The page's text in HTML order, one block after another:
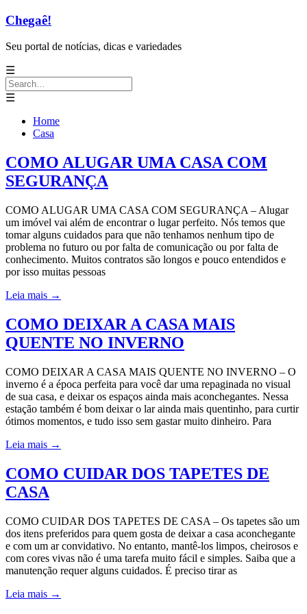
Chegaê!
Seu portal de notícias, dicas e variedades
☰
Search
for:
☰
Home
Casa
COMO ALUGAR UMA CASA COM
SEGURANÇA
COMO ALUGAR UMA CASA COM SEGURANÇA – Alugar
um imóvel vai além de encontrar o lugar perfeito. Nós temos que
tomar alguns cuidados para que não tenhamos nenhum tipo de
problema no futuro ou por falta de comunicação ou por falta de
conhecimento. Muitos contratos são longos e pouco entendidos e
por isso muitas pessoas
Leia mais →
COMO DEIXAR A CASA MAIS
QUENTE NO INVERNO
COMO DEIXAR A CASA MAIS QUENTE NO INVERNO – O
inverno é a época perfeita para você dar uma repaginada no visual
de sua casa, e deixar os espaços ainda mais aconchegantes. Nessa
estação também é bom deixar o lar ainda mais quentinho, para curtir
ótimos momentos, e tudo isso sem gastar muito dinheiro. Para
Leia mais →
COMO CUIDAR DOS TAPETES DE
CASA
COMO CUIDAR DOS TAPETES DE CASA – Os tapetes são um
dos itens preferidos para quem gosta de deixar a casa aconchegante
e com um ar convidativo. No entanto, mantê-los limpos, cheirosos e
com cores vivas não é uma tarefa muito fácil e simples. Saiba que a
manutenção requer alguns cuidados. É preciso tirar as
Leia mais →